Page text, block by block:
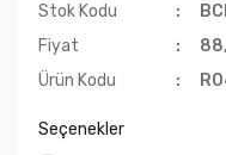
Stok Kodu
Fiyat
Ürün Kodu
Seçenekler